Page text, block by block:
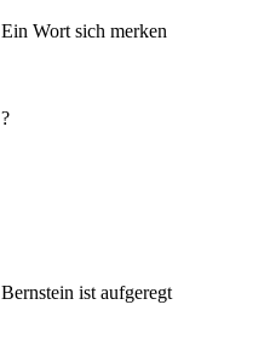
Ein Wort sich merken
?
Bernstein ist aufgeregt